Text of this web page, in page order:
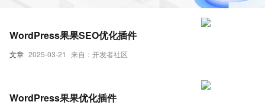
文章 2025-03-21 来自：开发者社区
WordPress果果SEO优化插件
WordPress果果优化插件